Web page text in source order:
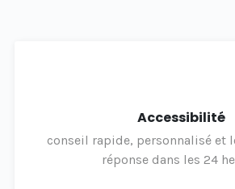
Accessibilité
conseil rapide, personnalisé et
réponse dans les 24